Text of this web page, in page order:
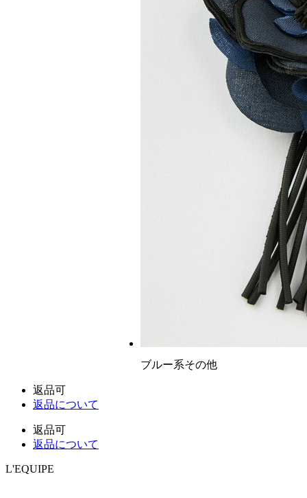
ブルー系その他
返品可
返品について
返品可
返品について
L'EQUIPE